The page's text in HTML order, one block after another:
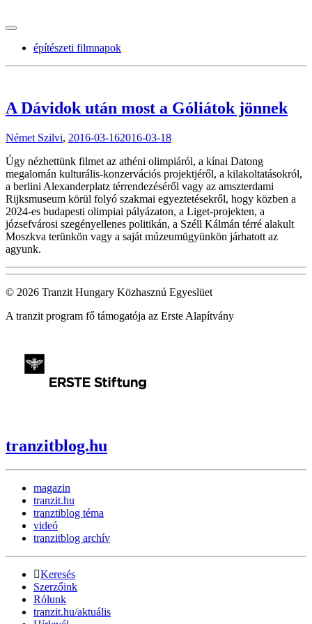
építészeti filmnapok
A Dávidok után most a Góliátok jönnek
Német Szilvi, 2016-03-162016-03-18
Úgy nézhettünk filmet az athéni olimpiáról, a kínai Datong
megalomán kulturális-konzervációs projektjéről, a kilakoltatásokról,
a berlini Alexanderplatz térrendezéséről vagy az amszterdami
Rijksmuseum körül folyó szakmai egyeztetésekről, hogy közben a
2024-es budapesti olimpiai pályázaton, a Liget-projekten, a
józsefvárosi szegényellenes politikán, a Széll Kálmán térré alakult
Moszkva terünkön vagy a saját múzeumügyünkön járhatott az
agyunk.
© 2026 Tranzit Hungary Közhasznú Egyeslüet
A tranzit program fő támogatója az Erste Alapítvány
tranzitblog.hu
magazin
tranzit.hu
tranztiblog téma
videó
tranzitblog archív
Keresés
Szerzőink
Rólunk
tranzit.hu/aktuális